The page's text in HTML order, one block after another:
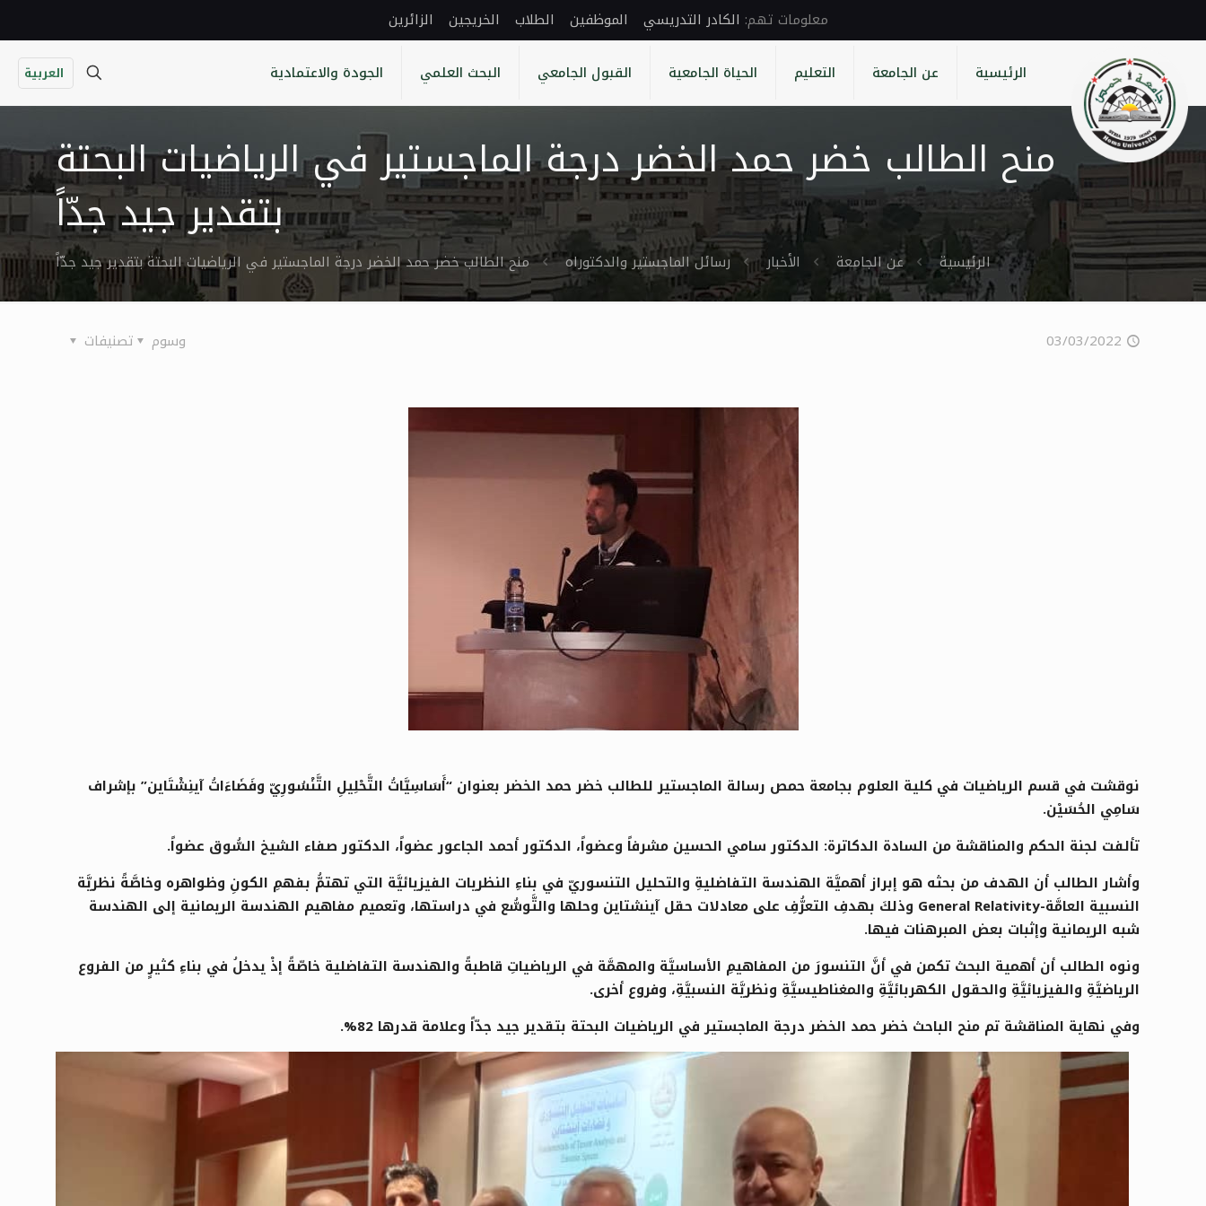
الكادر التدريسي الموظفين الطلاب الخريجين الزائرين
الرئيسية عن الجامعة التعليم الحياة الجامعية القبول الجامعي البحث العلمي الجودة والاعتمادية العربية
منح الطالب خضر حمد الخضر درجة الماجستير في الرياضيات البحتة
بتقدير جيد جدّاً
الرئيسية عن الجامعة الأخبار رسائل الماجستير والدكتوراه منح الطالب خضر حمد الخضر درجة الماجستير في الرياضيات البحتة بتقدير جيد جدّاً
03/03/2022 تصنيفات وسوم
نوقشت في قسم الرياضيات في كلية العلوم بجامعة حمص رسالة الماجستير للطالب خضر حمد الخضر بعنوان “أَسَاسِيَّاتُ التَّحْلِيلِ التَّنْسُورِيّ وفَضَاءَاتُ آينِشْتَاين” بإشراف
سَامِي الحُسَيْن.
تألفت لجنة الحكم والمناقشة من السادة الدكاترة: الدكتور سامي الحسين مشرفاً وعضواً، الدكتور أحمد الجاعور عضواً، الدكتور صفاء الشيخ السُّوق عضواً.
وأشار الطالب أن الهدف من بحثه هو إبراز أهميَّة الهندسة التفاضليةِ والتحليل التنسوريّ في بناءِ النظريات الفيزيائيَّة التي تهتمُّ بفهمِ الكونِ وظواهره وخاصَّةً نظريَّة
النسبية العامَّة-General Relativity وذلكَ بهدفِ التعرُّفِ على معادلات حقل آينشتاين وحلها والتَّوسُّع في دراستها، وتعميم مفاهيم الهندسة الريمانية إلى الهندسة
شبه الريمانية وإثبات بعض المبرهنات فيها.
ونوه الطالب أن أهمية البحث تكمن في أنَّ التنسورَ من المفاهيمِ الأساسيَّة والمهمَّة في الرياضياتِ قاطبةً والهندسة التفاضلية خاصّةً إذْ يدخلُ في بناءِ كثيرٍ من الفروع
الرياضيَّةِ والفيزيائيَّةِ والحقول الكهربائيَّةِ والمغناطيسيَّةِ ونظريَّة النسبيَّةِ، وفروع أخرى.
وفي نهاية المناقشة تم منح الباحث خضر حمد الخضر درجة الماجستير في الرياضيات البحتة بتقدير جيد جدّاً وعلامة قدرها 82%.